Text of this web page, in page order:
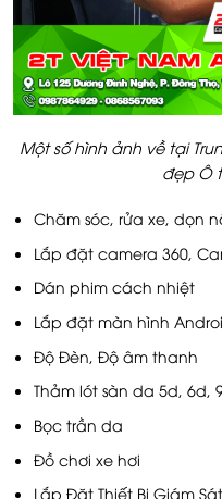
Một số hình ảnh về tại
đẹp Ô
Chăm sóc, rửa xe, dọn
Lắp đặt camera 360,
Dán phim cách nhiệt
Lắp đặt màn hình
Độ Đèn, Độ âm thanh
Thảm lót sàn da 5d, 6d,
Bọc trần da
Đồ chơi xe hơi
Lắp Đặt Thiết Bị Giám